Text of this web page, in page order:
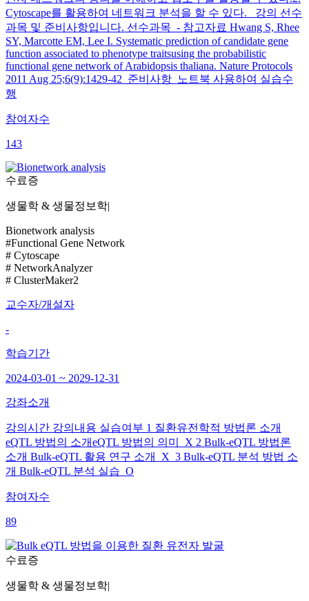
Cytoscape를 활용하여 네트워크 분석을 할 수 있다. 강의 선수
과목 및 준비사항입니다. 선수과목 - 참고자료 Hwang S, Rhee
SY, Marcotte EM, Lee I. Systematic prediction of candidate gene
function associated to phenotype traitsusing the probabilistic
functional gene network of Arabidopsis thaliana. Nature Protocols
2011 Aug 25;6(9):1429-42 준비사항 노트북 사용하여 실습수
행
참여자수
143
수료증
생물학 & 생물정보학|
Bionetwork analysis
#Functional Gene Network
# Cytoscape
# NetworkAnalyzer
# ClusterMaker2
교수자/개설자
-
학습기간
2024-03-01 ~ 2029-12-31
강좌소개
강의시간 강의내용 실습여부 1 질환유전학적 방법론 소개
eQTL 방법의 소개eQTL 방법의 의미 X 2 Bulk-eQTL 방법론
소개 Bulk-eQTL 활용 연구 소개 X 3 Bulk-eQTL 분석 방법 소
개 Bulk-eQTL 분석 실습 O
참여자수
89
수료증
생물학 & 생물정보학|